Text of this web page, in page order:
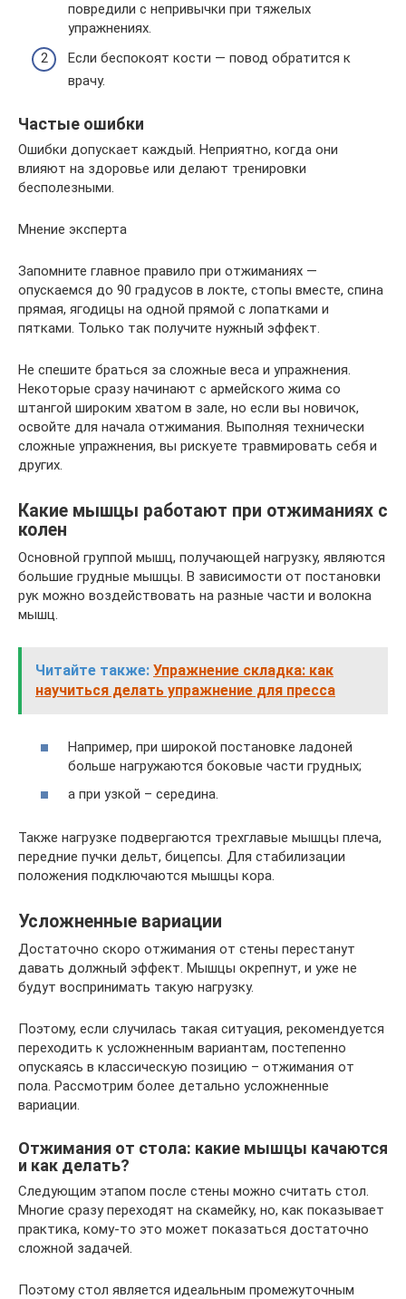
повредили с непривычки при тяжелых
упражнениях.
Если беспокоят кости — повод обратится к
врачу.
Частые ошибки
Ошибки допускает каждый. Неприятно, когда они
влияют на здоровье или делают тренировки
бесполезными.
Мнение эксперта
Запомните главное правило при отжиманиях —
опускаемся до 90 градусов в локте, стопы вместе, спина
прямая, ягодицы на одной прямой с лопатками и
пятками. Только так получите нужный эффект.
Не спешите браться за сложные веса и упражнения.
Некоторые сразу начинают с армейского жима со
штангой широким хватом в зале, но если вы новичок,
освойте для начала отжимания. Выполняя технически
сложные упражнения, вы рискуете травмировать себя и
других.
Какие мышцы работают при отжиманиях с
колен
Основной группой мышц, получающей нагрузку, являются
большие грудные мышцы. В зависимости от постановки
рук можно воздействовать на разные части и волокна
мышц.
Читайте также: Упражнение складка: как
научиться делать упражнение для пресса
Например, при широкой постановке ладоней
больше нагружаются боковые части грудных;
а при узкой – середина.
Также нагрузке подвергаются трехглавые мышцы плеча,
передние пучки дельт, бицепсы. Для стабилизации
положения подключаются мышцы кора.
Усложненные вариации
Достаточно скоро отжимания от стены перестанут
давать должный эффект. Мышцы окрепнут, и уже не
будут воспринимать такую нагрузку.
Поэтому, если случилась такая ситуация, рекомендуется
переходить к усложненным вариантам, постепенно
опускаясь в классическую позицию – отжимания от
пола. Рассмотрим более детально усложненные
вариации.
Отжимания от стола: какие мышцы качаются
и как делать?
Следующим этапом после стены можно считать стол.
Многие сразу переходят на скамейку, но, как показывает
практика, кому-то это может показаться достаточно
сложной задачей.
Поэтому стол является идеальным промежуточным